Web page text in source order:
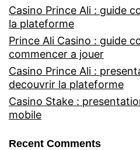
Casino Prince Ali : guide
la plateforme
Prince Ali Casino : guide
commencer a jouer
Casino Prince Ali :
decouvrir la plateforme
Casino Stake :
mobile
Recent Comments